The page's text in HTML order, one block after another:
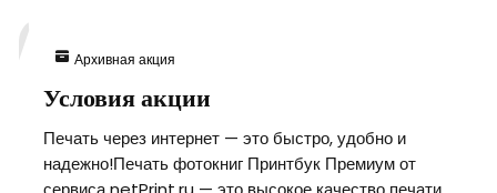
Архивная акция
Условия акции
Печать через интернет — это быстро, удобно и
надежно!Печать фотокниг Принтбук Премиум от